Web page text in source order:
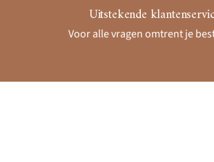
Uitstekende
Voor alle vragen omtrent je